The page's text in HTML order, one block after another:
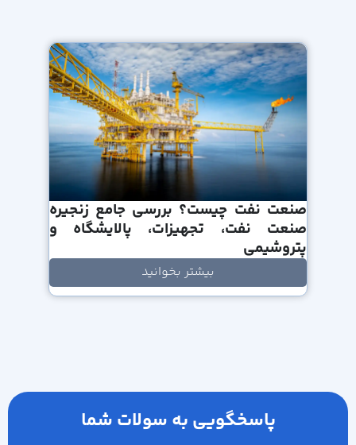
صنعت نفت چیست؟ بررسی جامع زنجیره
صنعت نفت، تجهیزات، پالایشگاه و
پتروشیمی
بیشتر بخوانید
پاسخگویی به سولات شما